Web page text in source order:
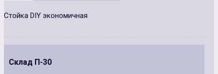
Стойка DIY экономичная
Склад П-30